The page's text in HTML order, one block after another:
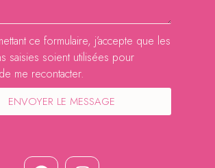
ce formulaire, j’accepte que les
saisies soient utilisées pour
me recontacter.
ENVOYER LE MESSAGE